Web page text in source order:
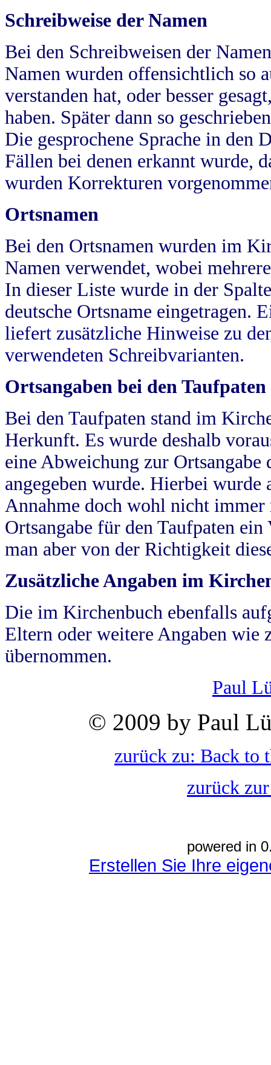
Schreibweise der Namen
Bei den Schreibweisen der
Namen wurden offensichtlich so
verstanden hat, oder besser
haben. Später dann so
Die gesprochene Sprache in
Fällen bei denen erkannt wurde,
wurden Korrekturen
Ortsnamen
Bei den Ortsnamen wurden im
Namen verwendet, wobei
In dieser Liste wurde in der
deutsche Ortsname eingetragen.
liefert zusätzliche Hinweise zu
verwendeten Schreibvarianten.
Ortsangaben bei den Taufpaten
Bei den Taufpaten stand im
Herkunft. Es wurde deshalb
eine Abweichung zur
angegeben wurde. Hierbei wurde
Annahme doch wohl nicht
Ortsangabe für den Taufpaten
man aber von der Richtigkeit
Zusätzliche Angaben im
Die im Kirchenbuch ebenfalls
Eltern oder weitere Angaben wie
übernommen.
Paul
© 2009 by Paul
zurück zu: Back to
zurück
powered in
Erstellen Sie Ihre